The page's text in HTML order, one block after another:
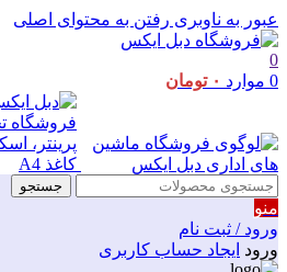
عبور به ناوبری رفتن به محتوای اصلی
0
0 موارد ۰ تومان
جستجو
منو
ورود / ثبت نام
ورود ایجاد حساب کاربری